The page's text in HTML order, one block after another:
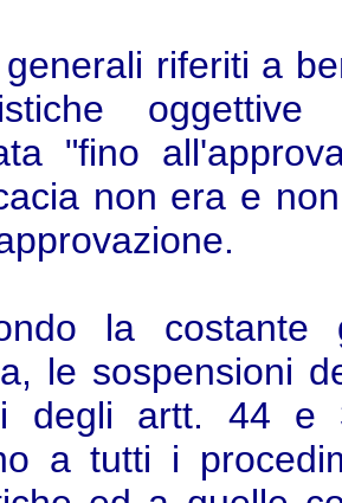
riferiti a
"fino
non era e
la costante
le sospensioni
degli artt. 44 e
a tutti i